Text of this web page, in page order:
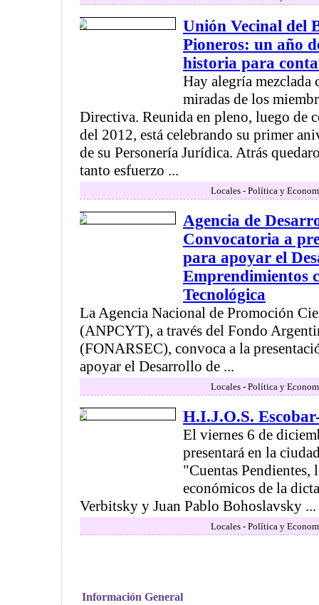
Unión Vecinal del
Pioneros: un año
historia para
Hay alegría mezclada
miradas de los
Directiva. Reunida en pleno, luego de
del 2012, está celebrando su primer
de su Personería Jurídica. Atrás
tanto esfuerzo ...
Locales - Política y
Agencia de
Convocatoria a
para apoyar el
Emprendimientos
Tecnológica
La Agencia Nacional de Promoción
(ANPCYT), a través del Fondo
(FONARSEC), convoca a la
apoyar el Desarrollo de ...
Locales - Política y
H.I.J.O.S.
El viernes 6 de
presentará en la
"Cuentas Pendientes,
económicos de la
Verbitsky y Juan Pablo Bohoslavsky ...
Locales - Política y
Información General